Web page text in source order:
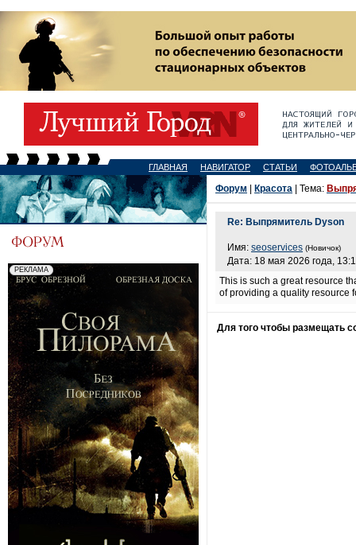
ГЛАВНАЯ НАВИГАТОР СТАТЬИ
Форум Красота | Тема:
Re: Выпрямитель Dyson
Имя: seoservices (Новичок)
Дата: 18 мая 2026 года,
This is such a great resource
of providing a quality resource
Для того чтобы размещать